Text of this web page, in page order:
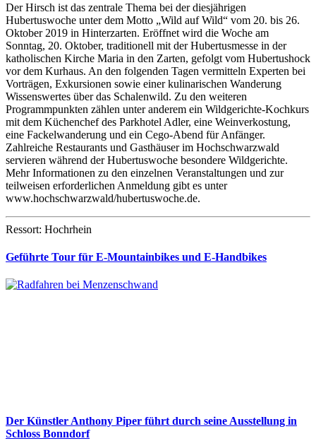
Der Hirsch ist das zentrale Thema bei der diesjährigen
Hubertuswoche unter dem Motto „Wild auf Wild“ vom 20. bis 26.
Oktober 2019 in Hinterzarten. Eröffnet wird die Woche am
Sonntag, 20. Oktober, traditionell mit der Hubertusmesse in der
katholischen Kirche Maria in den Zarten, gefolgt vom Hubertushock
vor dem Kurhaus. An den folgenden Tagen vermitteln Experten bei
Vorträgen, Exkursionen sowie einer kulinarischen Wanderung
Wissenswertes über das Schalenwild. Zu den weiteren
Programmpunkten zählen unter anderem ein Wildgerichte-Kochkurs
mit dem Küchenchef des Parkhotel Adler, eine Weinverkostung,
eine Fackelwanderung und ein Cego-Abend für Anfänger.
Zahlreiche Restaurants und Gasthäuser im Hochschwarzwald
servieren während der Hubertuswoche besondere Wildgerichte.
Mehr Informationen zu den einzelnen Veranstaltungen und zur
teilweisen erforderlichen Anmeldung gibt es unter
www.hochschwarzwald/hubertuswoche.de.
Ressort: Hochrhein
Geführte Tour für E-Mountainbikes und E-Handbikes
Der Künstler Anthony Piper führt durch seine Ausstellung in
Schloss Bonndorf